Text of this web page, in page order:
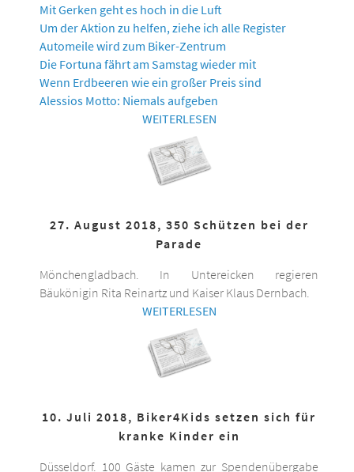
Mit Gerken geht es hoch in die Luft
Um der Aktion zu helfen, ziehe ich alle Register
Automeile wird zum Biker-Zentrum
Die Fortuna fährt am Samstag wieder mit
Wenn Erdbeeren wie ein großer Preis sind
Alessios Motto: Niemals aufgeben
WEITERLESEN
27. August 2018, 350 Schützen bei der
Parade
Mönchengladbach. In Untereicken regieren
Bäukönigin Rita Reinartz und Kaiser Klaus Dernbach.
WEITERLESEN
10. Juli 2018, Biker4Kids setzen sich für
kranke Kinder ein
Düsseldorf. 100 Gäste kamen zur Spendenübergabe